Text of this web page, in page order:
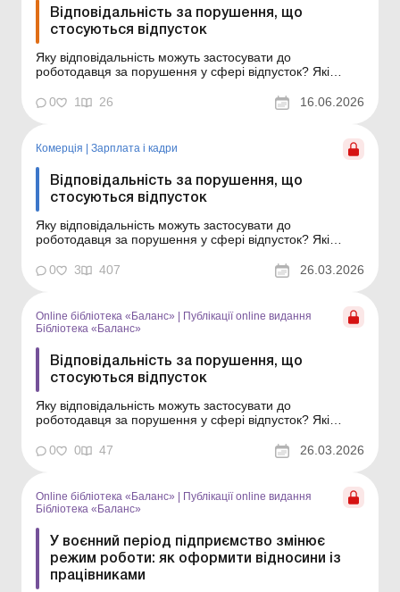
Відповідальність за порушення, що
стосуються відпусток
Яку відповідальність можуть застосувати до
роботодавця за порушення у сфері відпусток? Які
порушення? Як уникнути штрафів або зменшити їх
розмір? Відповіді на ці запитання – у статті. Баланс-
вимог з...
0 1 26 16.06.2026
Комерція | Зарплата і кадри
Відповідальність за порушення, що
стосуються відпусток
Яку відповідальність можуть застосувати до
роботодавця за порушення у сфері відпусток? Які
порушення? Як уникнути штрафів або зменшити їх
розмір? Відповіді на ці запитання – у статті.
фінансові риз...
0 3 407 26.03.2026
Online бібліотека «Баланс»
Публікації online видання
Бібліотека «Баланс»
Відповідальність за порушення, що
стосуються відпусток
Яку відповідальність можуть застосувати до
роботодавця за порушення у сфері відпусток? Які
порушення? Як уникнути штрафів або зменшити їх
розмір? Відповіді на ці запитання – у статті. Бібліотека
0 0 47 26.03.2026
Online бібліотека «Баланс»
Публікації online видання
Бібліотека «Баланс»
У воєнний період підприємство змінює
режим роботи: як оформити відносини із
працівниками